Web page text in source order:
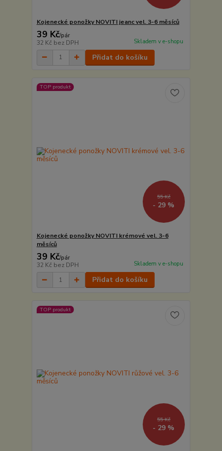
Kojenecké ponožky NOVITI jeanc vel. 3-6 měsíců
39 Kč/pár
32 Kč bez DPH Skladem v e-shopu
Přidat do košíku
TOP produkt
55 Kč
- 29 %
Kojenecké ponožky NOVITI krémové vel. 3-6
měsíců
39 Kč/pár
32 Kč bez DPH Skladem v e-shopu
Přidat do košíku
TOP produkt
55 Kč
- 29 %